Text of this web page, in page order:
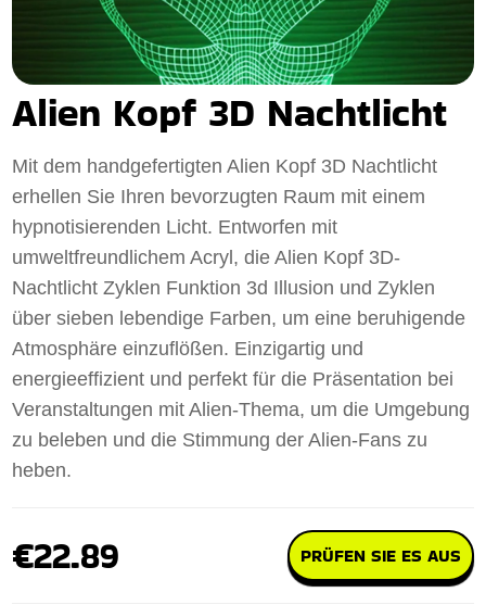
Alien Kopf 3D Nachtlicht
Mit dem handgefertigten Alien Kopf 3D Nachtlicht
erhellen Sie Ihren bevorzugten Raum mit einem
hypnotisierenden Licht. Entworfen mit
umweltfreundlichem Acryl, die Alien Kopf 3D-
Nachtlicht Zyklen Funktion 3d Illusion und Zyklen
über sieben lebendige Farben, um eine beruhigende
Atmosphäre einzuflößen. Einzigartig und
energieeffizient und perfekt für die Präsentation bei
Veranstaltungen mit Alien-Thema, um die Umgebung
zu beleben und die Stimmung der Alien-Fans zu
heben.
€22.89 PRÜFEN SIE ES AUS